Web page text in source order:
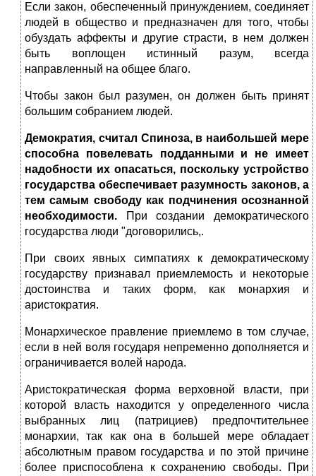
Если закон, обеспеченный принуждением, соединяет
людей в общество и предназначен для того, чтобы
обуздать аффекты и другие страсти, в нем должен
быть воплощен истинный разум, всегда
направленный на общее благо.
Чтобы закон был разумен, он должен быть принят
большим собранием людей.
Демократия, считал Спиноза, в наибольшей мере
способна повелевать подданными и не имеет
надобности их опасаться, поскольку устройство
государства обеспечивает разумность законов, а
тем самым свободу как подчинения осознанной
необходимости.
При создании демократического
государства люди "договорились,.
При своих явных симпатиях к демократическому
государству признавал приемлемость и некоторые
достоинства и таких форм, как монархия и
аристократия.
Монархическое правление приемлемо в том случае,
если в ней воля государя непременно дополняется и
ограничивается волей народа.
Аристократическая форма верховной власти, при
которой власть находится у определенного числа
выбранных лиц (патрициев) предпочтительнее
монархии, так как она в большей мере обладает
абсолютным правом государства и по этой причине
более приспособлена к сохранению свободы. При